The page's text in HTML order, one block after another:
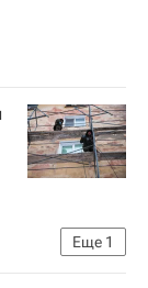
Еще 1